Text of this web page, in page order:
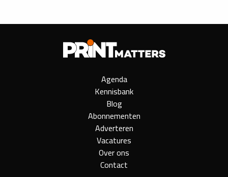
Agenda
Kennisbank
Blog
Abonnementen
Adverteren
Vacatures
Over ons
Contact